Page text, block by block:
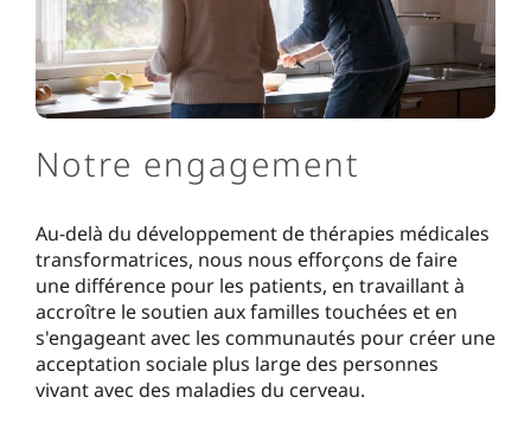
Notre engagement
Au-delà du développement de thérapies médicales
transformatrices, nous nous efforçons de faire
une différence pour les patients, en travaillant à
accroître le soutien aux familles touchées et en
s'engageant avec les communautés pour créer une
acceptation sociale plus large des personnes
vivant avec des maladies du cerveau.